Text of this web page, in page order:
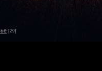
[29]